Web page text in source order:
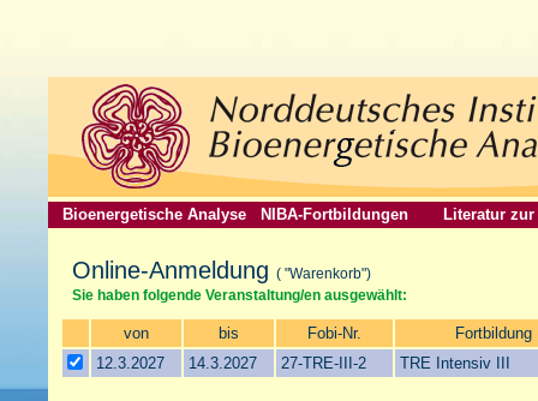
Bioenergetische Analyse NIBA-Fortbildungen Literatur zur
Online-Anmeldung ( "Warenkorb")
von bis Fobi-Nr.
Fortbildung
12.3.2027
14.3.2027 27-TRE-III-2 TRE Intensiv III
Sie haben folgende Veranstaltung/en ausgewählt: